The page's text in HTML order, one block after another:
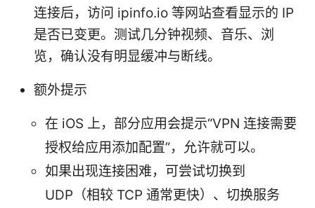
连接后，访问 ipinfo.io 等网站查看显示的 IP
是否已变更。测试几分钟视频、音乐、浏
览，确认没有明显缓冲与断线。
额外提示
在 iOS 上，部分应用会提示“VPN 连接需要
授权给应用添加配置”，允许就可以。
如果出现连接困难，可尝试切换到
UDP（相较 TCP 通常更快）、切换服务